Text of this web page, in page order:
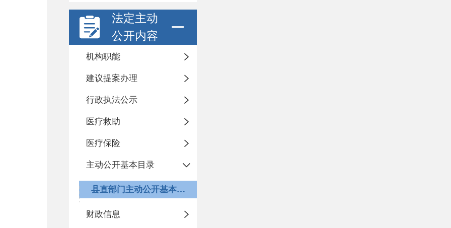
法定主动
公开内容
机构职能
建议提案办理
行政执法公示
医疗救助
医疗保险
主动公开基本目录
县直部门主动公开基本目录
财政信息